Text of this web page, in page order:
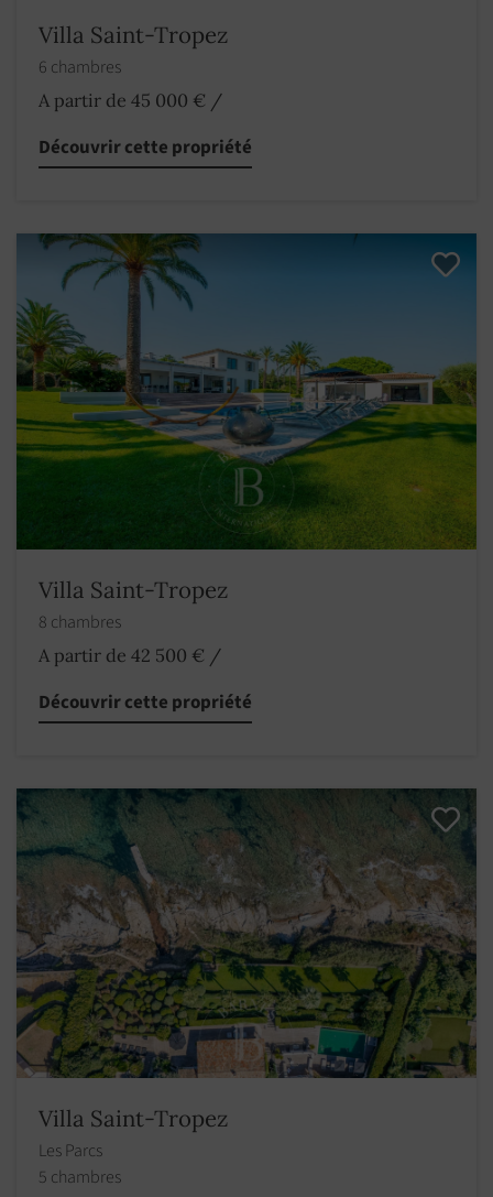
Villa Saint-Tropez
6 chambres
A partir de 45 000 € /
Découvrir cette propriété
Villa Saint-Tropez
8 chambres
A partir de 42 500 € /
Découvrir cette propriété
Villa Saint-Tropez
Les Parcs
5 chambres